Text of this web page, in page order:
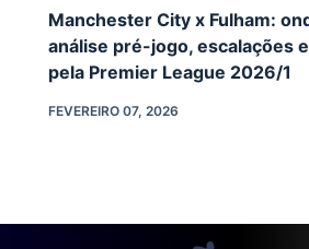
Manchester City x Fulham:
análise pré-jogo, escalações
pela Premier League 2026/1
FEVEREIRO 07, 2026